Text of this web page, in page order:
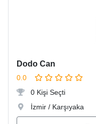
Dodo Can
0.0
0 Kişi Seçti
İzmir / Karşıyaka